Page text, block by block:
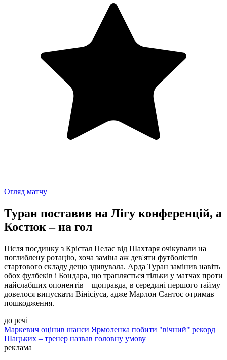
Огляд матчу
Туран поставив на Лігу конференцій, а
Костюк – на гол
Після поєдинку з Крістал Пелас від Шахтаря очікували на
поглиблену ротацію, хоча заміна аж дев'яти футболістів
стартового складу дещо здивувала. Арда Туран замінив навіть
обох фулбеків і Бондара, що трапляється тільки у матчах проти
найслабших опонентів – щоправда, в середині першого тайму
довелося випускати Вінісіуса, адже Марлон Сантос отримав
пошкодження.
до речі
Маркевич оцінив шанси Ярмоленка побити "вічний" рекорд
Шацьких – тренер назвав головну умову
реклама